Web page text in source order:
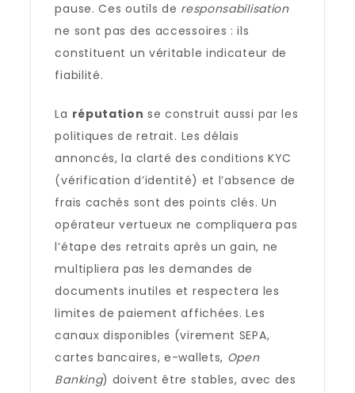
pause. Ces outils de responsabilisation
ne sont pas des accessoires : ils
constituent un véritable indicateur de
fiabilité.
La réputation se construit aussi par les
politiques de retrait. Les délais
annoncés, la clarté des conditions KYC
(vérification d’identité) et l’absence de
frais cachés sont des points clés. Un
opérateur vertueux ne compliquera pas
l’étape des retraits après un gain, ne
multipliera pas les demandes de
documents inutiles et respectera les
limites de paiement affichées. Les
canaux disponibles (virement SEPA,
cartes bancaires, e-wallets, Open
Banking) doivent être stables, avec des